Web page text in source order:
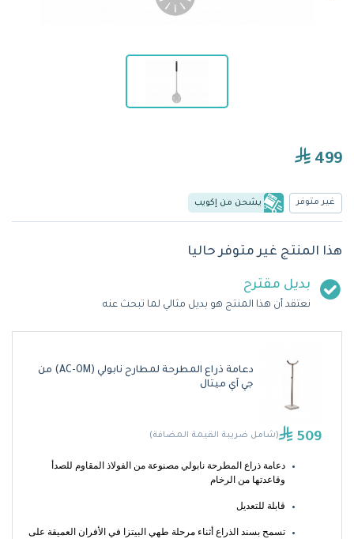
499
غير متوفر يشحن من إكويب
هذا المنتج غير متوفر حاليا
بديل مقترح
نعتقد أن هذا المنتج هو بديل مثالي لما تبحث عنه
دعامة ذراع المطرحة لمطارح نابولي (AC-OM) من
جي آي ميتال
509 (شامل ضريبة القيمة المضافة)
وقاعدتها من الرخام
قابلة للتعديل